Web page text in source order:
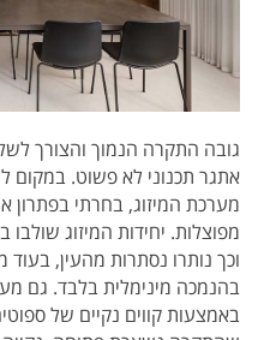
גובה התקרה הנמוך והצורך
אתגר תכנוני לא פשוט.
מפוצלות. יחידות המיזוג
וכך נותרו נסתרות מהעין,
בהנמכה מינימלית בלבד. גם
באמצעות קווים נקיים של